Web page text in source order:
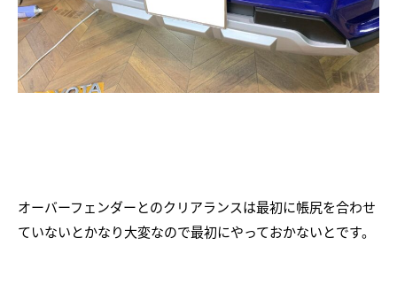
オーバーフェンダーとのクリアランスは最初に帳尻を合わせ
ていないとかなり大変なので最初にやっておかないとです。